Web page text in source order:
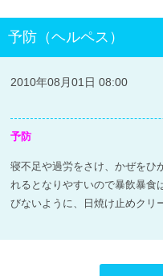
スポーツとよはし等：掲載
小児皮膚科
患者様の声
予防（ヘルペス）
2010年08月01日 08:00
予防
寝不足や過労をさけ、かぜをひ
れるとなりやすいので暴飲暴食
びないように、日焼け止めクリ